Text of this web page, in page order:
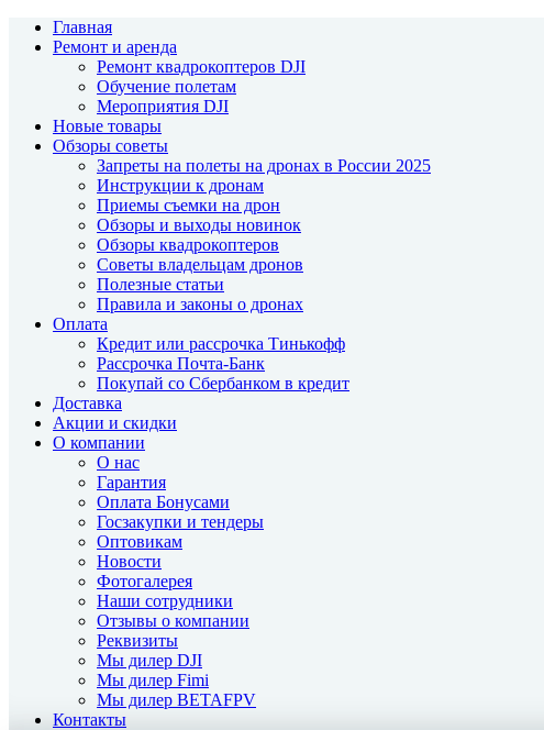
Главная
Ремонт и аренда
Ремонт квадрокоптеров DJI
Обучение полетам
Мероприятия DJI
Новые товары
Обзоры советы
Запреты на полеты на дронах в России 2025
Инструкции к дронам
Приемы съемки на дрон
Обзоры и выходы новинок
Обзоры квадрокоптеров
Советы владельцам дронов
Полезные статьи
Правила и законы о дронах
Оплата
Кредит или рассрочка Тинькофф
Рассрочка Почта-Банк
Покупай со Сбербанком в кредит
Доставка
Акции и скидки
О компании
О нас
Гарантия
Оплата Бонусами
Госзакупки и тендеры
Оптовикам
Новости
Фотогалерея
Наши сотрудники
Отзывы о компании
Реквизиты
Мы дилер DJI
Мы дилер Fimi
Мы дилер BETAFPV
Контакты